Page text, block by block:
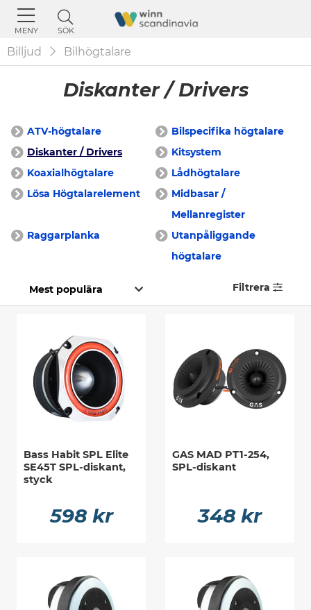
MENY SÖK
Billjud Bilhögtalare
Diskanter / Drivers
ATV-högtalare
Bilspecifika högtalare
Diskanter / Drivers
Kitsystem
Koaxialhögtalare
Lådhögtalare
Lösa Högtalarelement
Midbasar /
Mellanregister
Raggarplanka
Utanpåliggande
högtalare
Filtrera
Bass Habit SPL Elite
SE45T SPL-diskant,
styck
598 kr
GAS MAD PT1-254,
SPL-diskant
348 kr